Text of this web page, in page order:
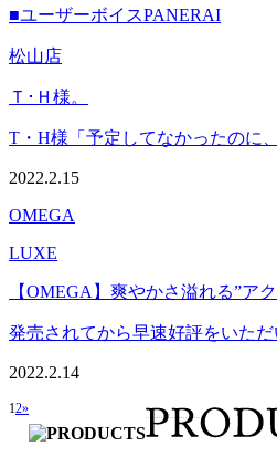
■ユーザーボイスPANERAI
松山店
Ｔ･Ｈ様。
T・H様「予定してなかったのに
2022.2.15
OMEGA
LUXE
【OMEGA】爽やかさ溢れる”ア
発売されてから早速好評をいた
2022.2.14
12»